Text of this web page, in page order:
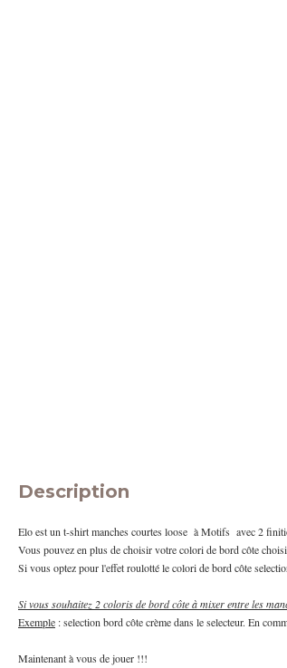
Description
Elo est un t-shirt manches courtes loose à Motifs avec 2
Vous pouvez en plus de choisir votre colori de bord côte
Si vous optez pour l'effet roulotté le colori de bord côte
Si vous souhaitez 2 coloris de bord côte à mixer entre les
Exemple : selection bord côte crème dans le selecteur. En
Maintenant à vous de jouer !!!